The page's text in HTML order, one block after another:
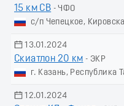
15 км СВ - ЧФО
с/п Чепецкое,
13.01.2024
Скиатлон 20 км - ЭКР
г. Казань, Республика
12.01.2024